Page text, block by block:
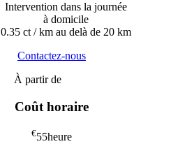
Intervention dans la journée
à domicile
0.35 ct / km au delà de 20 km
Contactez-nous
À partir de
Coût horaire
€55heure